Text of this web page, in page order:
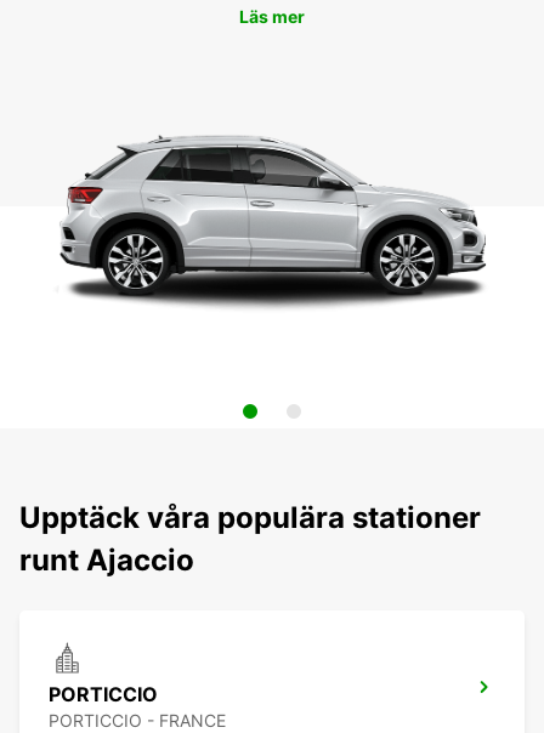
Läs mer
Upptäck våra populära stationer
runt Ajaccio
PORTICCIO
PORTICCIO - FRANCE